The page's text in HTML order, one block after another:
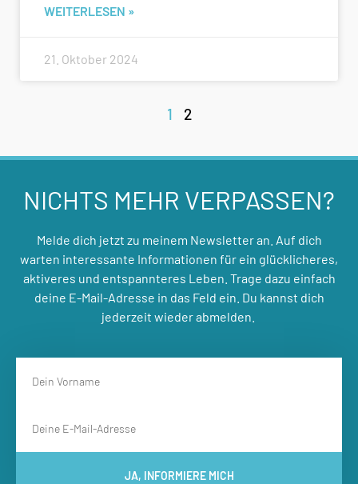
WEITERLESEN »
21. Oktober 2024
1 2
NICHTS MEHR VERPASSEN?
Melde dich jetzt zu meinem Newsletter an. Auf dich
warten interessante Informationen für ein glücklicheres,
aktiveres und entspannteres Leben. Trage dazu einfach
deine E-Mail-Adresse in das Feld ein. Du kannst dich
jederzeit wieder abmelden.
JA, INFORMIERE MICH